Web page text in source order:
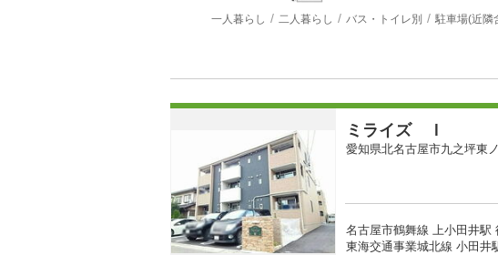
一人暮らし 二人暮らし バス・トイレ別 駐車場(近隣
ミライズ Ｉ
愛知県北名古屋市九之坪東ノ
名古屋市鶴舞線 上小田井駅
東海交通事業城北線 小田井